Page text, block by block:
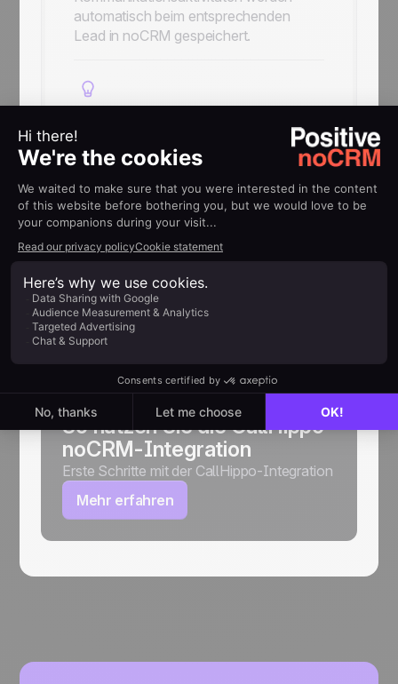
automatisch beim entsprechenden
Lead in noCRM gespeichert.
Kontakte jederzeit
anrufbereit
Kontakte werden zwischen noCRM und
dadurch direkt im CallHippo-Dialer zur
Verfügung.
Implementierungsleitfäden
So nutzen Sie die CallHippo
noCRM-Integration
Erste Schritte mit der CallHippo-Integration
Mehr erfahren